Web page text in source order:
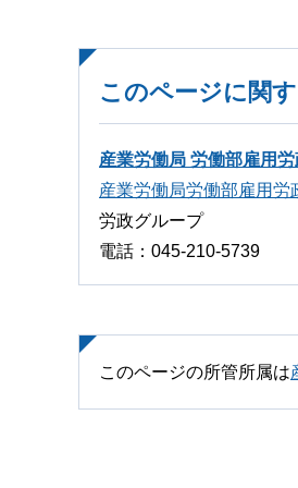
このページに関
産業労働局 労働部雇用
産業労働局労働部雇用労
労政グループ
電話：045-210-5739
このページの所管所属は